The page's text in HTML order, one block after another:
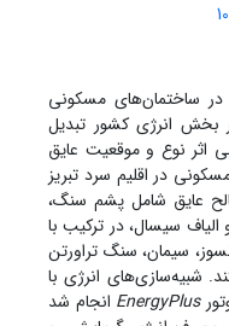
در ساختمان‌های مسکونی
بخش انرژی کشور تبدیل
اثر نوع و موقعیت عایق
در اقلیم سرد تبریز
عایق شامل پشم سنگ،
سیسال، در ترکیب با
سیمان، سنگ تراورتن
شبیه‌سازی‌های انرژی با
EnergyPlus انجام شد